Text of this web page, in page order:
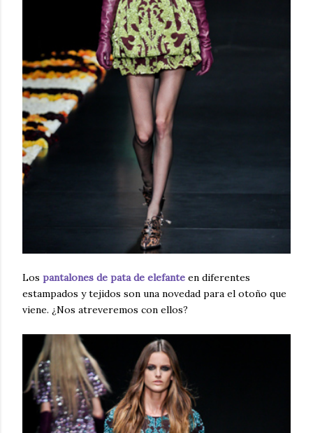
Los pantalones de pata de elefante en diferentes
estampados y tejidos son una novedad para el otoño que
viene. ¿Nos atreveremos con ellos?